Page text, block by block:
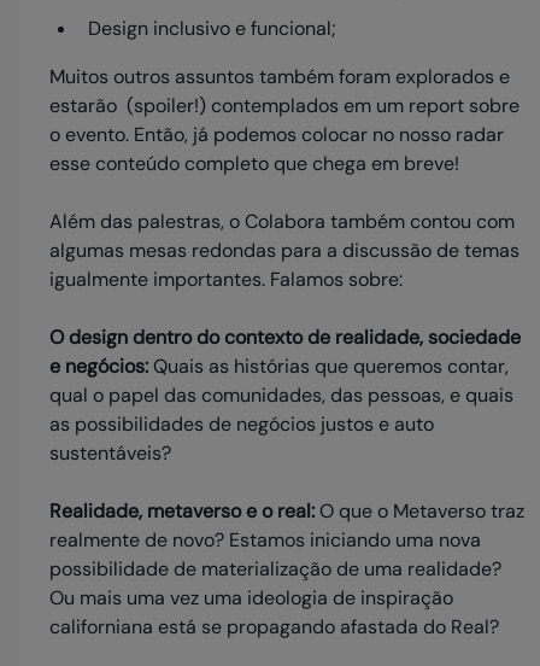
Design inclusivo e funcional;
Muitos outros assuntos também foram explorados e
estarão (spoiler!) contemplados em um report sobre
o evento. Então, já podemos colocar no nosso radar
esse conteúdo completo que chega em breve!
Além das palestras, o Colabora também contou com
algumas mesas redondas para a discussão de temas
igualmente importantes. Falamos sobre:
O design dentro do contexto de realidade, sociedade
e negócios:Quais as histórias que queremos contar,
qual o papel das comunidades, das pessoas, e quais
as possibilidades de negócios justos e auto
sustentáveis?
Realidade, metaverso e o real:O que o Metaverso traz
realmente de novo? Estamos iniciando uma nova
possibilidade de materialização de uma realidade?
Ou mais uma vez uma ideologia de inspiração
californiana está se propagando afastada do Real?